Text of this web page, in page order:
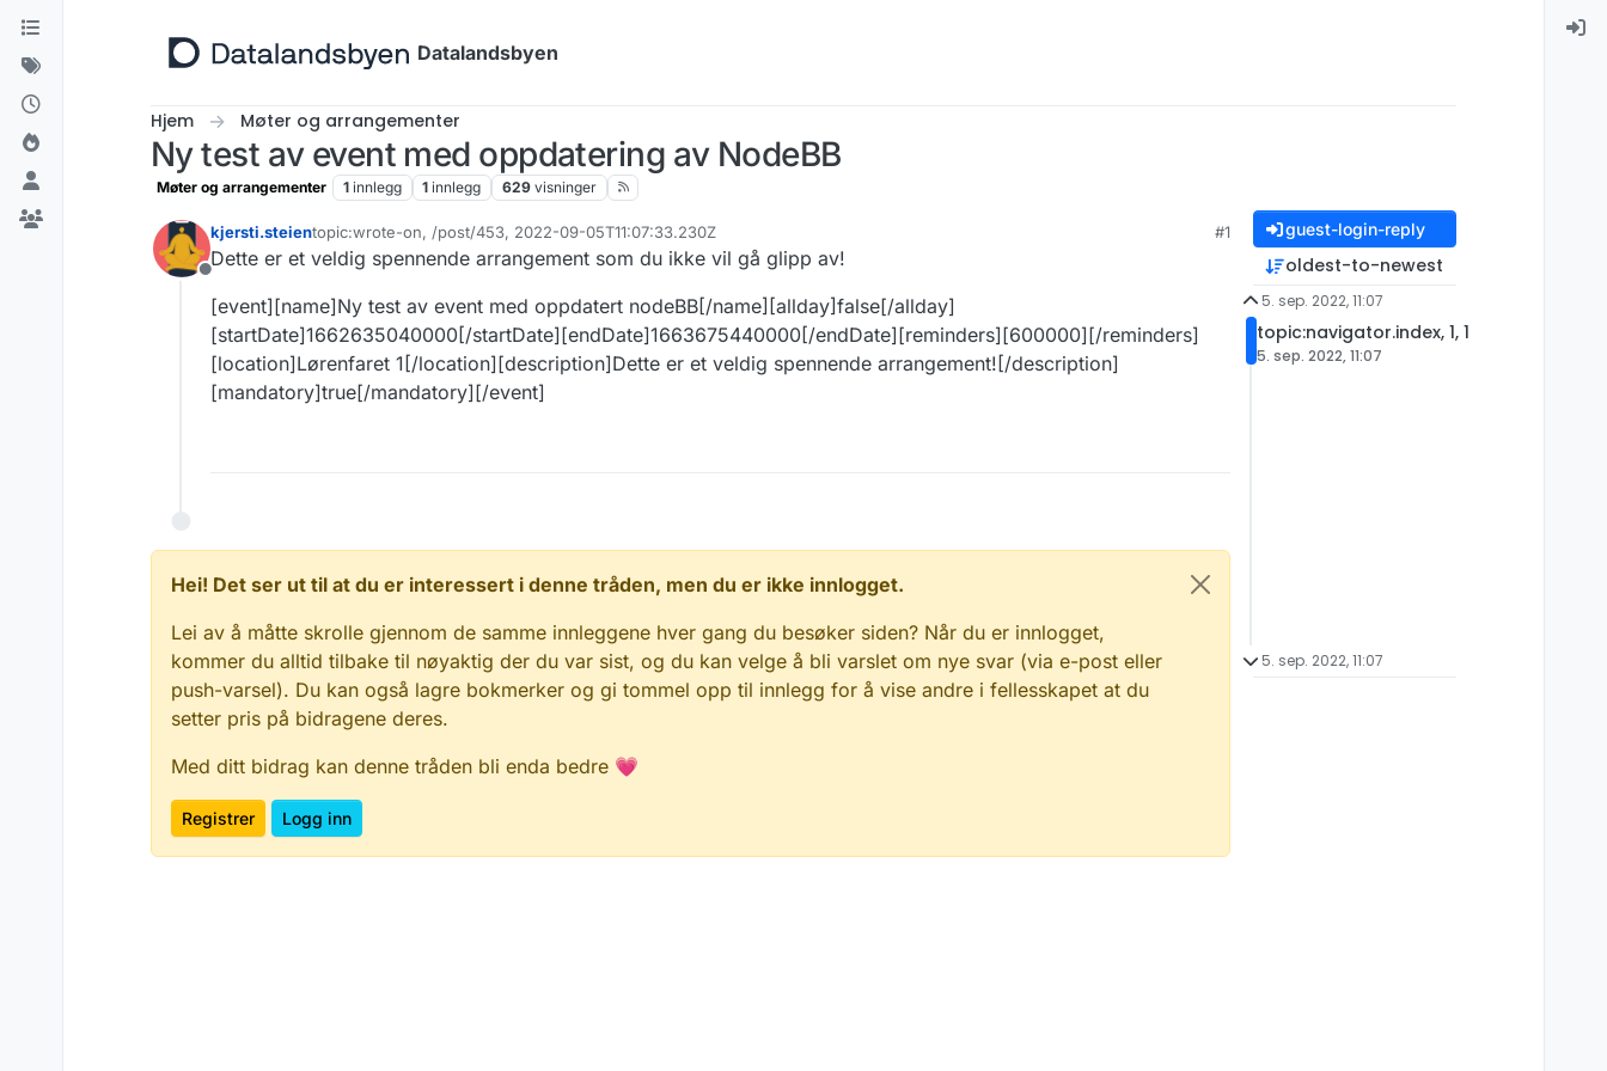
Hopp til innhold
Datalandsbyen
Hjem Møter og arrangementer
Ny test av event med oppdatering av NodeBB
Møter og arrangementer 1 innlegg 1 innlegg 629 visninger
Frakoblet
kjersti.steientopic:wrote-on, /post/453, 2022-09-05T11:07:33.230Z
Sist endret av
#1
Dette er et veldig spennende arrangement som du ikke vil gå glipp av!
[event][name]Ny test av event med oppdatert nodeBB[/name][allday]false[/allday]
[startDate]1662635040000[/startDate][endDate]1663675440000[/endDate][reminders][600000][/reminders]
[location]Lørenfaret 1[/location][description]Dette er et veldig spennende arrangement![/description]
[mandatory]true[/mandatory][/event]
Hei! Det ser ut til at du er interessert i denne tråden, men du er ikke innlogget.
Lei av å måtte skrolle gjennom de samme innleggene hver gang du besøker siden? Når du er innlogget,
kommer du alltid tilbake til nøyaktig der du var sist, og du kan velge å bli varslet om nye svar (via e-post eller
push-varsel). Du kan også lagre bokmerker og gi tommel opp til innlegg for å vise andre i fellesskapet at du
setter pris på bidragene deres.
Med ditt bidrag kan denne tråden bli enda bedre 💗
Registrer Logg inn
guest-login-reply
oldest-to-newest
5. sep. 2022, 11:07
topic:navigator.index, 1, 1
5. sep. 2022, 11:07
5. sep. 2022, 11:07